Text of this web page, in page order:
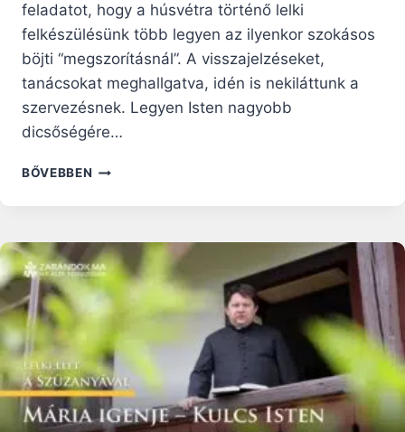
feladatot, hogy a húsvétra történő lelki
felkészülésünk több legyen az ilyenkor szokásos
böjti “megszorításnál”. A visszajelzéseket,
tanácsokat meghallgatva, idén is nekiláttunk a
szervezésnek. Legyen Isten nagyobb
dicsőségére…
BŐVEBBEN AZ
EMBER
KAPCSOLATA
FOLYTATÓDIK
A
NAGYBÖJTI
RÁHANGOLÓ
VIDEÓSOROZAT